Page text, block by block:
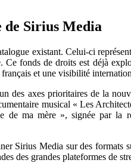
de Sirius Media
existant. Celui-ci
fonds de droits est déjà
et une visibilité
des axes prioritaires de la
musical « Les
ma mère », signée par la
Sirius Media sur des formats
des grandes plateformes de